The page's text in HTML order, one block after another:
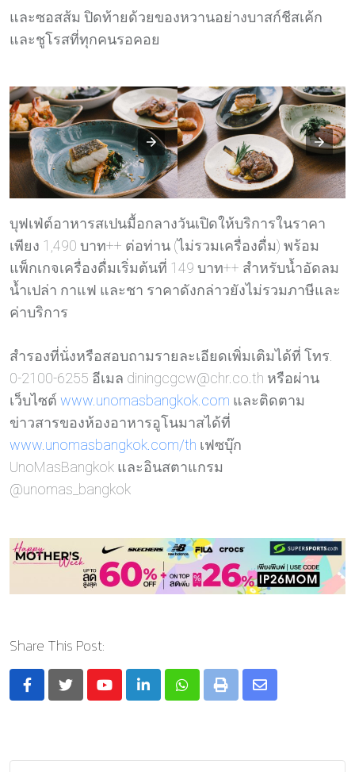
และซอสส้ม ปิดท้ายด้วยของหวานอย่างบาสก์ชีสเค้ก
และชูโรสที่ทุกคนรอคอย
บุฟเฟ่ต์อาหารสเปนมื้อกลางวันเปิดให้บริการในราคา
เพียง 1,490 บาท++ ต่อท่าน (ไม่รวมเครื่องดื่ม) พร้อม
แพ็กเกจเครื่องดื่มเริ่มต้นที่ 149 บาท++ สำหรับน้ำอัดลม
น้ำเปล่า กาแฟ และชา ราคาดังกล่าวยังไม่รวมภาษีและ
ค่าบริการ
สำรองที่นั่งหรือสอบถามรายละเอียดเพิ่มเติมได้ที่ โทร.
0-2100-6255 อีเมล diningcgcw@chr.co.th หรือผ่าน
เว็บไซต์ www.unomasbangkok.com และติดตาม
ข่าวสารของห้องอาหารอูโนมาสได้ที่
www.unomasbangkok.com/th เฟซบุ๊ก
UnoMasBangkok และอินสตาแกรม
@unomas_bangkok
Share This Post:
YoutubeLinkedInWhatsapp
Print
Share